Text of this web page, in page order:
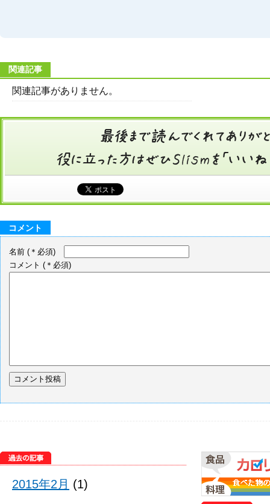
関連記事
関連記事がありません。
コメント
名前 (＊必須)
コメント (＊必須)
2015年2月 (1)